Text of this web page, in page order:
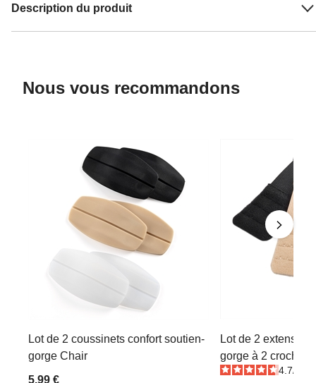
Description du produit
Nous vous recommandons
Lot de 2 coussinets confort soutien-
gorge Chair
5,99 €
Lot de 2
gorge à 2 crochets
4.7/